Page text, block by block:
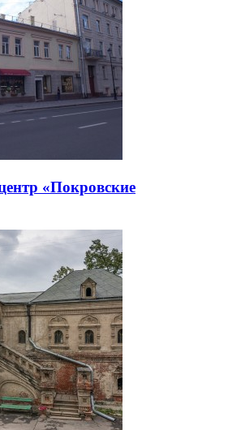
«Покровские